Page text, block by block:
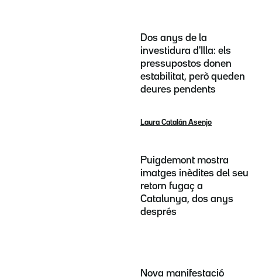
Dos anys de la
investidura d'Illa: els
pressupostos donen
estabilitat, però queden
deures pendents
Laura Catalán Asenjo
Puigdemont mostra
imatges inèdites del seu
retorn fugaç a
Catalunya, dos anys
després
Nova manifestació